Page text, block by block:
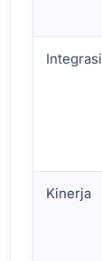
Integrasi
Kinerja